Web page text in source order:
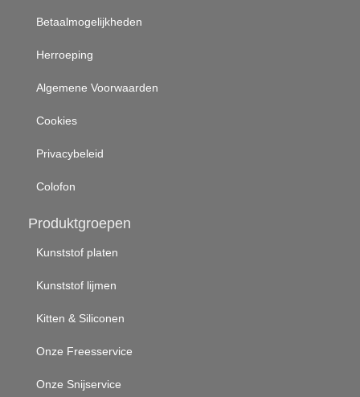
Betaalmogelijkheden
Herroeping
Algemene Voorwaarden
Cookies
Privacybeleid
Colofon
Produktgroepen
Kunststof platen
Kunststof lijmen
Kitten & Siliconen
Onze Freesservice
Onze Snijservice